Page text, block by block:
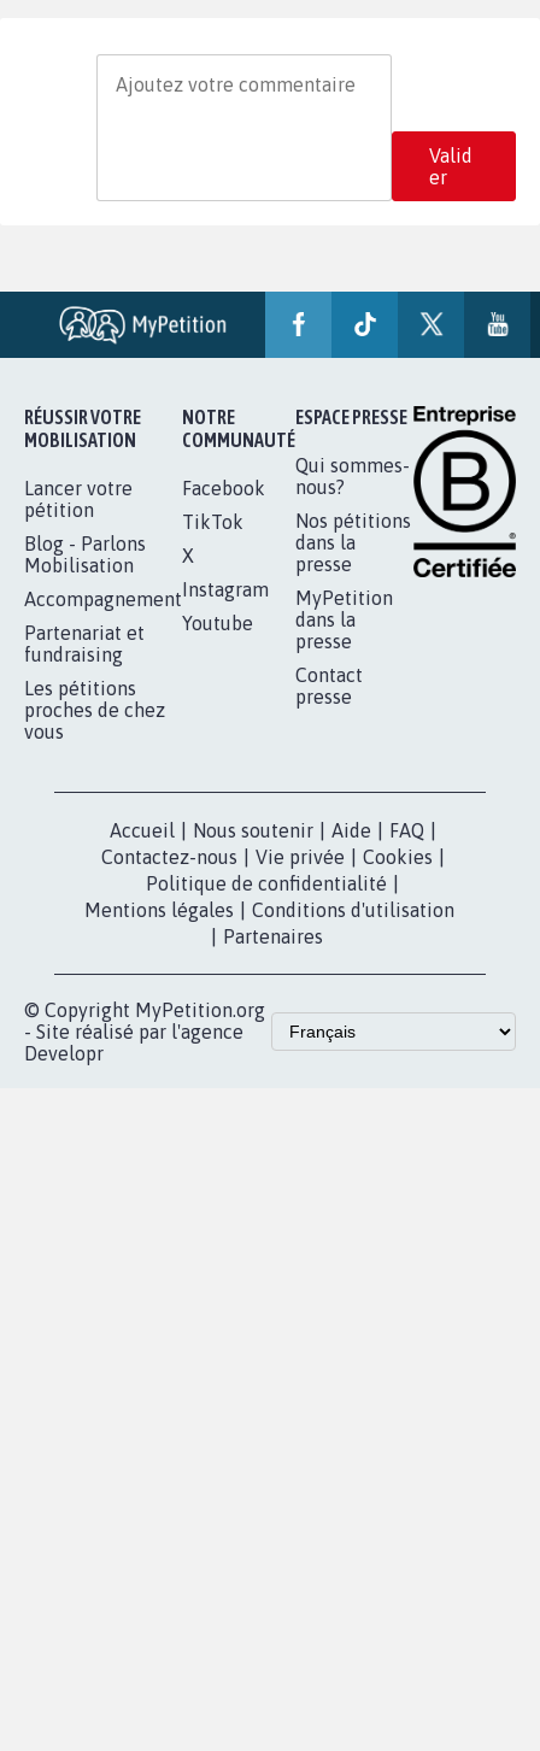
Valid
er
RÉUSSIR VOTRE
MOBILISATION
Lancer votre
pétition
Blog - Parlons
Mobilisation
Accompagnement
Partenariat et
fundraising
Les pétitions
proches de chez
vous
NOTRE
COMMUNAUTÉ
Facebook
TikTok
X
Instagram
Youtube
ESPACE PRESSE
Qui sommes-
nous?
Nos pétitions
dans la
presse
MyPetition
dans la
presse
Contact
presse
Accueil Nous soutenir Aide FAQ
Contactez-nous
Vie privée Cookies
Politique de confidentialité
Mentions légales
Conditions d'utilisation
Partenaires
© Copyright MyPetition.org
- Site réalisé par l'agence
Developr